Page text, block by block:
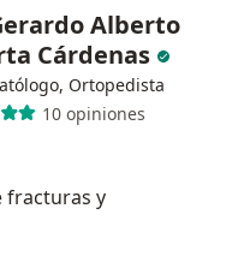
Alberto
Cárdenas
Ortopedista
10 opiniones
fracturas y